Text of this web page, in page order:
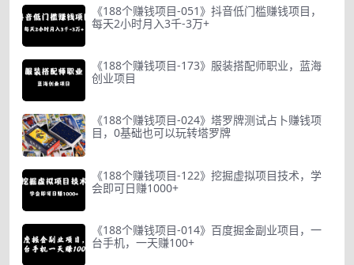
《188个赚钱项目-051》抖音低门槛赚钱项目，
每天2小时月入3千-3万+
《188个赚钱项目-173》服装搭配师职业，蓝海
创业项目
《188个赚钱项目-024》塔罗牌测试占卜赚钱项
目，0基础也可以玩转塔罗牌
《188个赚钱项目-122》挖掘虚拟项目技术，学
会即可日赚1000+
《188个赚钱项目-014》百度掘金副业项目，一
台手机，一天赚100+